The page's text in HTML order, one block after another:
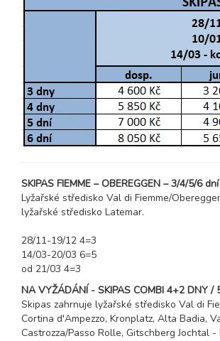
SKIPAS FIEMME – OBEREGGEN – 3/4/5/6 dní
Lyžařské středisko Val di Fiemme/
lyžařské středisko Latemar.
28/11-19/12 4=3
14/03-20/03 6=5
od 21/03 4=3
NA VYŽÁDÁNÍ - SKIPAS COMBI 4+2 DNY /
Skipas zahrnuje lyžařské středisko Val di
Cortina d'Ampezzo, Kronplatz, Alta Badia,
Castrozza/Passo Rolle, Gitschberg Jochtal